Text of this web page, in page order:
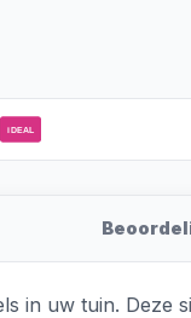
iDEAL
in uw tuin. Deze